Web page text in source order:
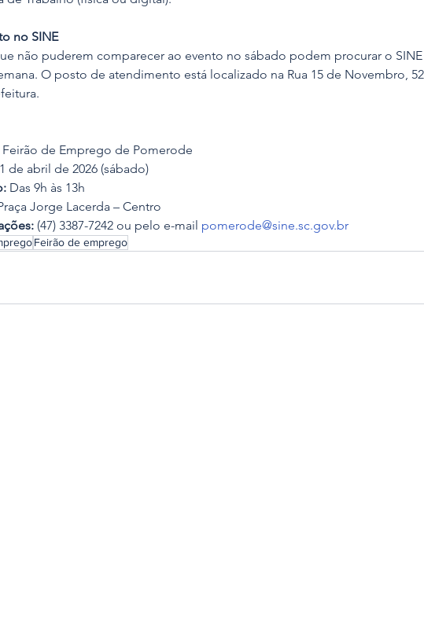
no SINE
não puderem comparecer ao evento no sábado podem procurar o
O posto de atendimento está localizado na Rua 15 de Novembro,
Feirão de Emprego de Pomerode
de abril de 2026 (sábado)
Das 9h às 13h
Jorge Lacerda – Centro
(47) 3387-7242 ou pelo e-mail pomerode@sine.sc.gov.br
Feirão de emprego